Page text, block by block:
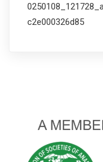
c2e000326d85